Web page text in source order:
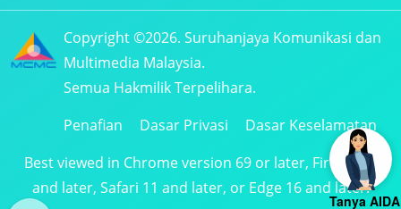
Copyright ©2026. Suruhanjaya Komunikasi dan
Multimedia Malaysia.
Semua Hakmilik Terpelihara.
Penafian
Dasar Privasi
Dasar Keselamatan
Best viewed in Chrome version 69 or later, Firefox 61
and later, Safari 11 and later, or Edge 16 and later.